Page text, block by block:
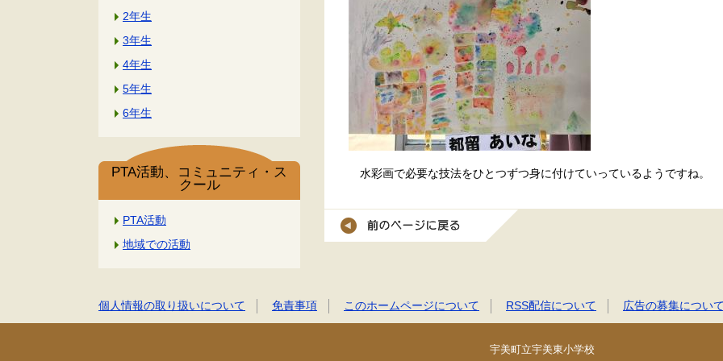
2年生
3年生
4年生
5年生
6年生
PTA活動、コミュニティ・ス
クール
PTA活動
地域での活動
水彩画で必要な技法をひとつずつ身に付けていっているようですね。
個人情報の取り扱いについて 免責事項 このホームページについて RSS配信について 広告の募集について
宇美町立宇美東小学校